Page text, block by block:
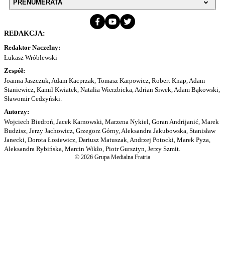
PRENUMERATA
REDAKCJA:
Redaktor Naczelny:
Łukasz Wróblewski
Zespół:
Joanna Jaszczuk, Adam Kacprzak, Tomasz Karpowicz, Robert Knap, Adam
Staniewicz, Kamil Kwiatek, Natalia Wierzbicka, Adrian Siwek, Adam Bąkowski,
Sławomir Cedzyński.
Autorzy:
Wojciech Biedroń, Jacek Karnowski, Marzena Nykiel, Goran Andrijanić, Marek
Budzisz, Jerzy Jachowicz, Grzegorz Górny, Aleksandra Jakubowska, Stanisław
Janecki, Dorota Łosiewicz, Dariusz Matuszak, Andrzej Potocki, Marek Pyza,
Aleksandra Rybińska, Marcin Wikło, Piotr Gursztyn, Jerzy Szmit.
© 2026 Grupa Medialna Fratria